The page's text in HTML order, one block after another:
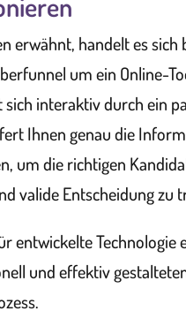
erwähnt, handelt es sich
um ein Online-
sich interaktiv durch ein
Ihnen genau die
um die richtigen
valide Entscheidung zu
entwickelte Technologie
und effektiv